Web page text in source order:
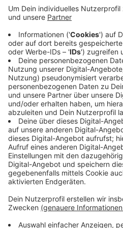
weitere Idee ist es, leere
sicher abgestellt werden.
bebauten Gebieten kein
werden. Die
funktionieren, wenn
Mobilitätsangebote auch
in dem Antrag.
Veröffentlicht:Donnerstag,
Anzeige
Anzeige